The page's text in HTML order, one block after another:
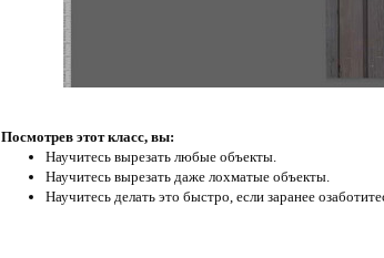
Посмотрев этот класс, вы:
Научитесь вырезать любые объекты.
Научитесь вырезать даже лохматые объекты.
Научитесь делать это быстро, если заранее